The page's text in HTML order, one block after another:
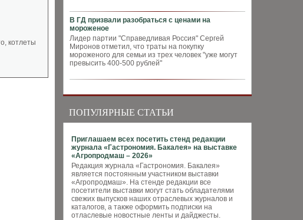
В ГД призвали разобраться с ценами на
мороженое
Лидер партии "Справедливая Россия" Сергей
Миронов отметил, что траты на покупку
мороженого для семьи из трех человек "уже могут
превысить 400-500 рублей"
ПОПУЛЯРНЫЕ СТАТЬИ
Приглашаем всех посетить стенд редакции
журнала «Гастрономия. Бакалея» на выставке
«Агропродмаш – 2026»
Редакция журнала «Гастрономия. Бакалея»
является постоянным участником выставки
«Агропродмаш». На стенде редакции все
посетители выставки могут стать обладателями
свежих выпусков наших отраслевых журналов и
каталогов, а также оформить подписки на
отласлевые новостные ленты и дайджесты.
котлеты